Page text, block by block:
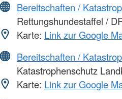
Bereitschaften /
Rettungshundestaffel /
Karte: Link zur Google
Bereitschaften /
Katastrophenschutz
Karte: Link zur Google